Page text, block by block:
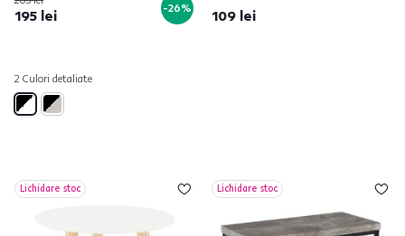
195 lei -26%
2 Culori detaliate
109 lei
Lichidare stoc Lichidare stoc